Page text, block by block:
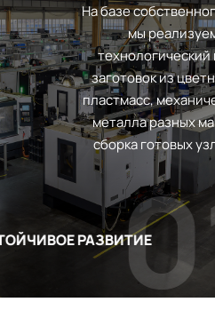
На базе
мы
технологический
заготовок из
пластмасс,
металла разных
сборка готовых
РАЗВИТИЕ